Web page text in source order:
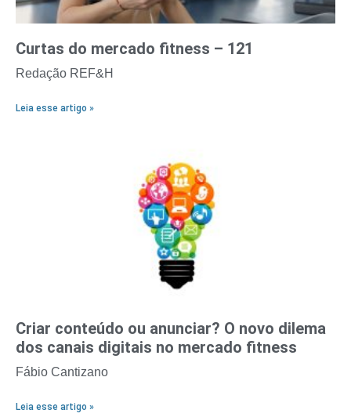
Curtas do mercado fitness – 121
Redação REF&H
Leia esse artigo »
Criar conteúdo ou anunciar? O novo dilema
dos canais digitais no mercado fitness
Fábio Cantizano
Leia esse artigo »